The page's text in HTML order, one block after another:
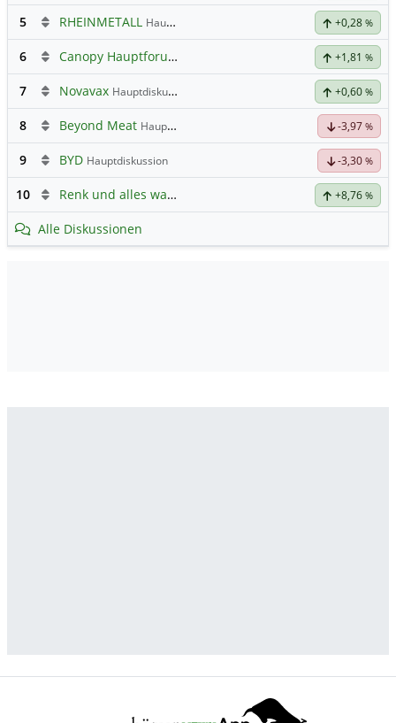
5 RHEINMETALL Hauptdiskussion +0,28 %
6 Canopy Hauptforum +1,81 %
7 Novavax Hauptdiskussion +0,60 %
8 Beyond Meat Hauptdiskussion -3,97 %
9 BYD Hauptdiskussion -3,30 %
10 Renk und alles was dazugehört +8,76 %
Alle Diskussionen